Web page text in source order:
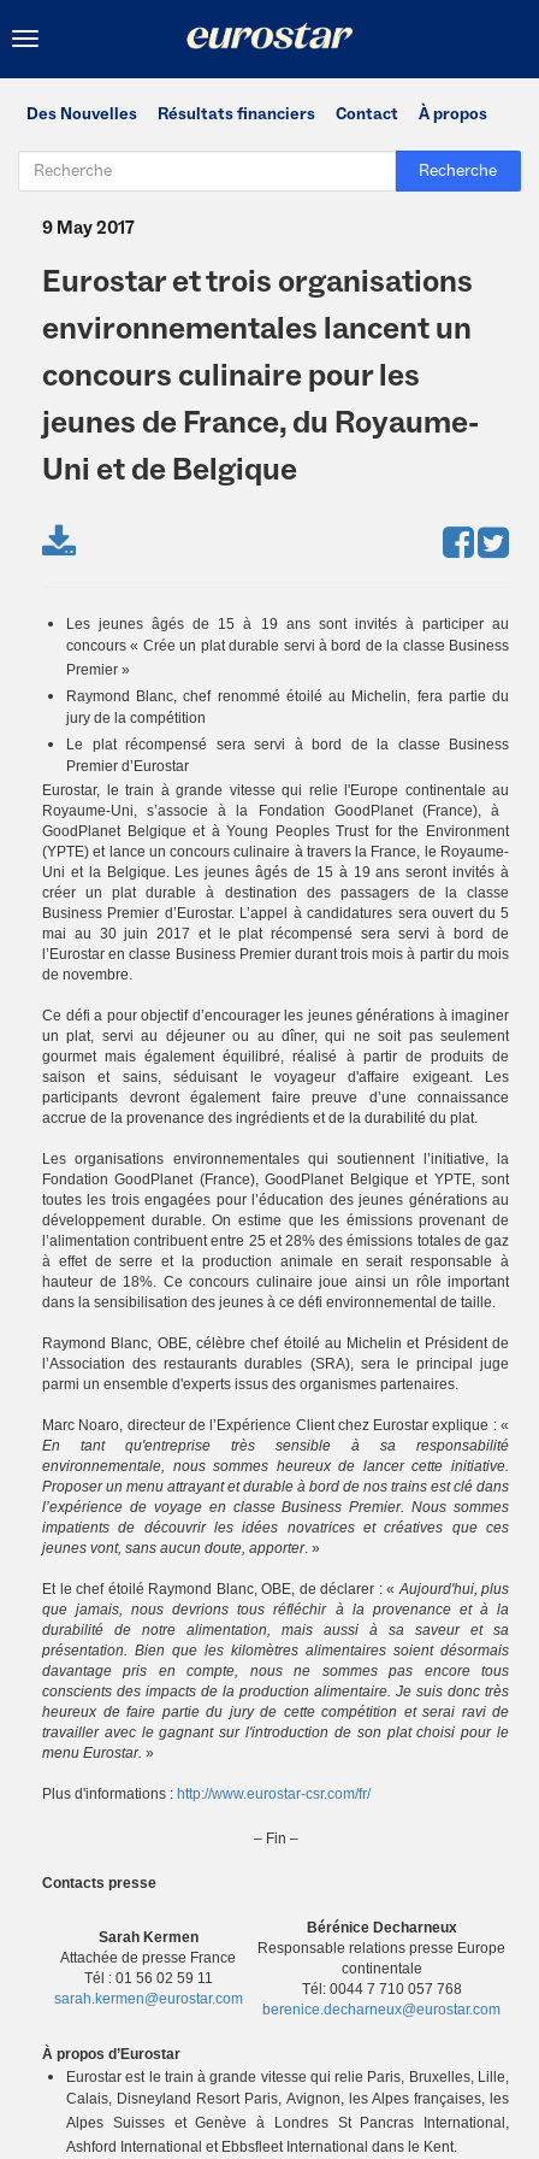
Toggle
Des Nouvelles Résultats financiers Contact À propos
Recherche
9 May 2017
Eurostar et trois organisations
environnementales lancent un
concours culinaire pour les
jeunes de France, du Royaume-
Uni et de Belgique
Les jeunes âgés de 15 à 19 ans sont invités à participer au
concours « Crée un plat durable servi à bord de la classe Business
Premier »
Raymond Blanc, chef renommé étoilé au Michelin, fera partie du
jury de la compétition
Le plat récompensé sera servi à bord de la classe Business
Premier d’Eurostar
Eurostar, le train à grande vitesse qui relie l'Europe continentale au
Royaume-Uni, s’associe à la Fondation GoodPlanet (France), à ​​
GoodPlanet Belgique et à Young Peoples Trust for the Environment
(YPTE) et lance un concours culinaire à travers la France, le Royaume-
Uni et la Belgique. Les jeunes âgés de 15 à 19 ans seront invités à
créer un plat durable à destination des passagers de la classe
Business Premier d’Eurostar. L’appel à candidatures sera ouvert du 5
mai au 30 juin 2017 et le plat récompensé sera servi à bord de
l’Eurostar en classe Business Premier durant trois mois à partir du mois
de novembre.
Ce défi a pour objectif d’encourager les jeunes générations à imaginer
un plat, servi au déjeuner ou au dîner, qui ne soit pas seulement
gourmet mais également équilibré, réalisé à partir de produits de
saison et sains, séduisant le voyageur d'affaire exigeant. Les
participants devront également faire preuve d’une connaissance
accrue de la provenance des ingrédients et de la durabilité du plat.
Les organisations environnementales qui soutiennent l’initiative, la
Fondation GoodPlanet (France), GoodPlanet Belgique et YPTE, sont
toutes les trois engagées pour l’éducation des jeunes générations au
développement durable. On estime que les émissions provenant de
l’alimentation contribuent entre 25 et 28% des émissions totales de gaz
à effet de serre et la production animale en serait responsable à
hauteur de 18%. Ce concours culinaire joue ainsi un rôle important
dans la sensibilisation des jeunes à ce défi environnemental de taille.
Raymond Blanc, OBE, célèbre chef étoilé au Michelin et Président de
l’Association des restaurants durables (SRA), sera le principal juge
parmi un ensemble d'experts issus des organismes partenaires.
Marc Noaro, directeur de l’Expérience Client chez Eurostar explique : «
En tant qu'entreprise très sensible à sa responsabilité
environnementale, nous sommes heureux de lancer cette initiative.
Proposer un menu attrayant et durable à bord de nos trains est clé dans
l’expérience de voyage en classe Business Premier. Nous sommes
impatients de découvrir les idées novatrices et créatives que ces
jeunes vont, sans aucun doute, apporter. »
Et le chef étoilé Raymond Blanc, OBE, de déclarer : «Aujourd'hui, plus
que jamais, nous devrions tous réfléchir à la provenance et à la
durabilité de notre alimentation, mais aussi à sa saveur et sa
présentation. Bien que les kilomètres alimentaires soient désormais
davantage pris en compte, nous ne sommes pas encore tous
conscients des impacts de la production alimentaire. Je suis donc très
heureux de faire partie du jury de cette compétition et serai ravi de
travailler avec le gagnant sur l'introduction de son plat choisi pour le
menu Eurostar. »
Plus d'informations : http://www.eurostar-csr.com/fr/
– Fin –
Contacts presse
Sarah Kermen
Attachée de presse France
Tél : 01 56 02 59 11
sarah.kermen@eurostar.com
Bérénice Decharneux
Responsable relations presse Europe
continentale
Tél: 0044 7 710 057 768
berenice.decharneux@eurostar.com
À propos d’Eurostar
Eurostar est le train à grande vitesse qui relie Paris, Bruxelles, Lille,
Calais, Disneyland Resort Paris, Avignon, les Alpes françaises, les
Alpes Suisses et Genève à Londres St Pancras International,
Ashford International et Ebbsfleet International dans le Kent.